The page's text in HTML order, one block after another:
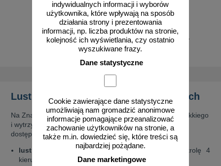
indywidualnych informacji i wyborów
użytkownika, które wpływają na sposób
działania strony i prezentowania
informacji, np. liczba produktów na stronie,
kolejność ich wyświetlania, czy ostatnio
wyszukiwane frazy.
Dane statystyczne
Cookie zawierające dane statystyczne
umożliwiają nam gromadzić anonimowe
informacje pomagające przeanalizować
zachowanie użytkowników na stronie, a
także m.in. dowiedzieć się, które treści są
najbardziej pożądane.
Dane marketingowe
od 196,80 zł
160,00 zł netto
od 144,53 zł
117,50 zł netto
do koszyka
Lustra sferyczne w atrakcyjnych cenach
Na Znakowo.pl oferujemy lustra sferyczne wykonane z lekkiego
i wytrzymałego tworzywa akrylowego. W naszym sklepie
dostępne są:
lustra sferyczne 1/2 kuli– pozwalające na kontrolę 4
kierunków / obserwację z 4 punktów, 360°;